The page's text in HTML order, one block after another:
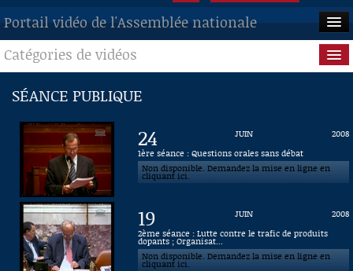
Portail vidéo de l'Assemblée nationale
ACCUEIL
EN DIRECT
À LA DEMANDE
RECHERCHE
AIDE À LA DÉCOUPE
DE VIDÉOS
Catégories de vidéos
Séance publique
Questions au Gouvernement
Commissions
Présidence
Évènements
Connaissance, Histoire
SÉANCE PUBLIQUE
24 JUIN
2008
1ère séance : Questions orales sans débat
Non disponible. Demandez la mise en ligne en
cliquant ici.
19 JUIN
2008
2ème séance : Lutte contre le trafic de produits
dopants ; Organisat...
Non disponible. Demandez la mise en ligne en
cliquant ici.